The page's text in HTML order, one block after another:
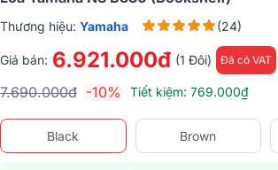
Thương hiệu: Yamaha (24)
Giá bán: 6.921.000đ (1 Đôi) Đã có VAT
7.690.000đ -10% Tiết kiệm: 769.000₫
Black Brown